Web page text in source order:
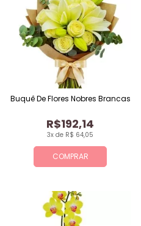
COMPRAR
3x de R$ 64,05
R$192,14
Buquê De Flores Nobres Brancas